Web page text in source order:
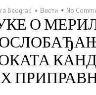
Beograd Вести No
О